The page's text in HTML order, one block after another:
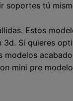
tú
Estos
Si quieres
modelos
mini pre